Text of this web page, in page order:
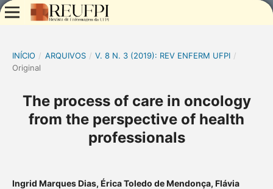
INÍCIO / ARQUIVOS / V. 8 N. 3 (2019): REV ENFERM UFPI /
Original
The process of care in oncology
from the perspective of health
professionals
Ingrid Marques Dias, Érica Toledo de Mendonça, Flávia